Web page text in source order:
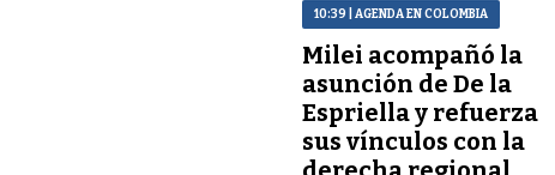
10:39 | AGENDA EN COLOMBIA
Milei acompañó la
asunción de De la
Espriella y refuerza
sus vínculos con la